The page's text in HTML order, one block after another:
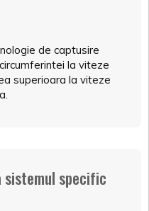
de captusire
la viteze
superioara la viteze
specific